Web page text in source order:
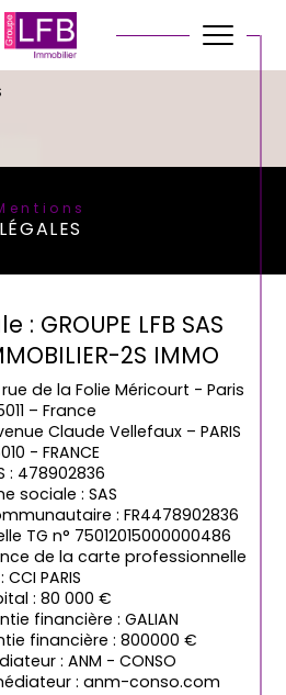
Mentions
LÉGALES
: GROUPE LFB SAS
2S IMMO
de la Folie Méricourt - Paris
– France
Claude Vellefaux – PARIS
- FRANCE
: 478902836
sociale : SAS
: FR4478902836
TG n° 75012015000000486
de la carte professionnelle
: CCI PARIS
: 80 000 €
financière : GALIAN
financière : 800000 €
: ANM - CONSO
: anm-conso.com